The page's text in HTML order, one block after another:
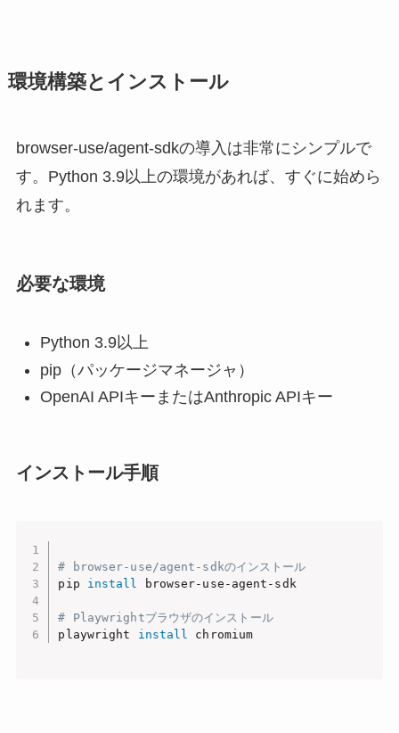
環境構築とインストール
browser-use/agent-sdkの導入は非常にシンプルで
す。Python 3.9以上の環境があれば、すぐに始めら
れます。
必要な環境
Python 3.9以上
pip（パッケージマネージャ）
OpenAI APIキーまたはAnthropic APIキー
インストール手順
# browser-use/agent-sdkのインストール
pip install browser-use-agent-sdk
# Playwrightブラウザのインストール
playwright install